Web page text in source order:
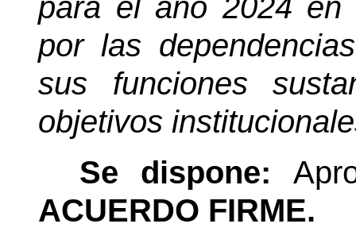
para el año 2024 en
por las
sus funciones
objetivos
Se dispone:
ACUERDO FIRME.